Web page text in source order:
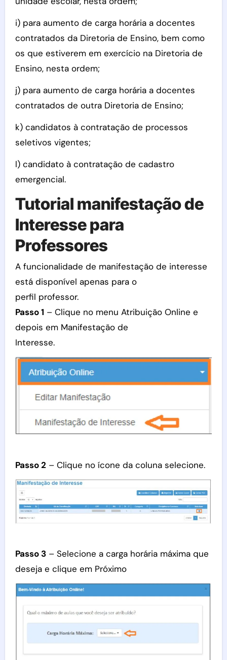
i) para aumento de carga horária a docentes
contratados da Diretoria de Ensino, bem como
os que estiverem em exercício na Diretoria de
Ensino, nesta ordem;
j) para aumento de carga horária a docentes
contratados de outra Diretoria de Ensino;
k) candidatos à contratação de processos
seletivos vigentes;
l) candidato à contratação de cadastro
emergencial.
Tutorial manifestação de
Interesse para
Professores
A funcionalidade de manifestação de interesse
está disponível apenas para o
perfil professor.
Passo 1 – Clique no menu Atribuição Online e
depois em Manifestação de
Interesse.
Passo 2– Clique no ícone da coluna selecione.
Passo 3– Selecione a carga horária máxima que
deseja e clique em Próximo